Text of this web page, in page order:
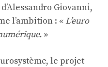
Giovanni,
l’ambition : « L’euro
»
le projet